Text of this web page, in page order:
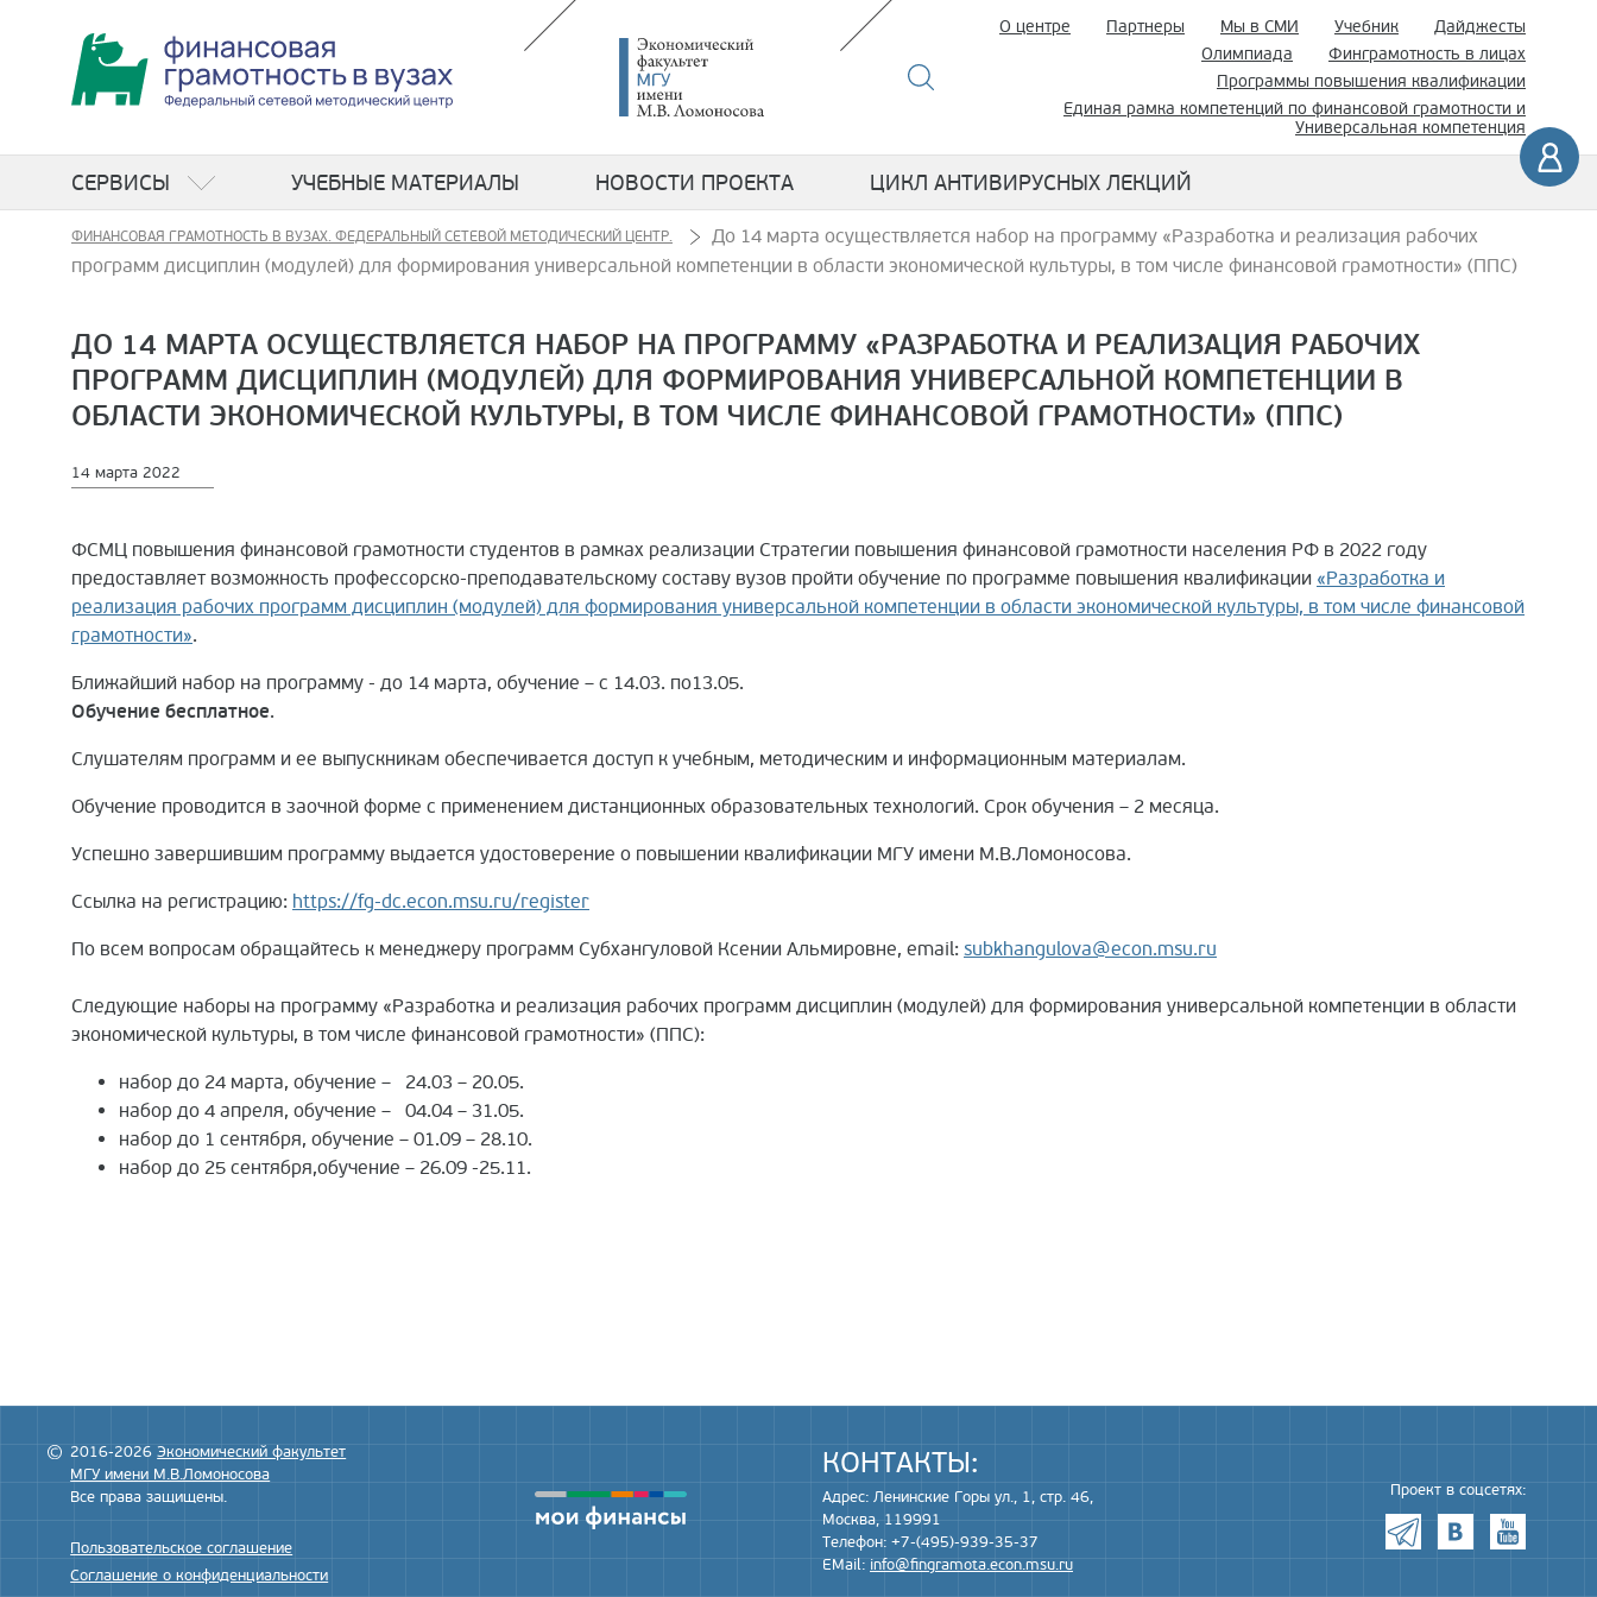
О центре Партнеры Мы в СМИ Учебник
Дайджесты
Олимпиада
Финграмотность в лицах
Программы повышения квалификации
Единая рамка компетенций по финансовой грамотности и
Универсальная компетенция
СЕРВИСЫ УЧЕБНЫЕ МАТЕРИАЛЫ НОВОСТИ ПРОЕКТА ЦИКЛ АНТИВИРУСНЫХ ЛЕКЦИЙ
ФИНАНСОВАЯ ГРАМОТНОСТЬ В ВУЗАХ. ФЕДЕРАЛЬНЫЙ СЕТЕВОЙ МЕТОДИЧЕСКИЙ ЦЕНТР.
До 14 марта осуществляется набор на программу «Разработка и реализация рабочих
программ дисциплин (модулей) для формирования универсальной компетенции в области экономической культуры, в том числе финансовой грамотности» (ППС)
ДО 14 МАРТА ОСУЩЕСТВЛЯЕТСЯ НАБОР НА ПРОГРАММУ «РАЗРАБОТКА И РЕАЛИЗАЦИЯ РАБОЧИХ
ПРОГРАММ ДИСЦИПЛИН (МОДУЛЕЙ) ДЛЯ ФОРМИРОВАНИЯ УНИВЕРСАЛЬНОЙ КОМПЕТЕНЦИИ В
ОБЛАСТИ ЭКОНОМИЧЕСКОЙ КУЛЬТУРЫ, В ТОМ ЧИСЛЕ ФИНАНСОВОЙ ГРАМОТНОСТИ» (ППС)
14 марта 2022
ФСМЦ повышения финансовой грамотности студентов в рамках реализации Стратегии повышения финансовой грамотности населения РФ в 2022 году
предоставляет возможность профессорско-преподавательскому составу вузов пройти обучение по программе повышения квалификации «Разработка и
реализация рабочих программ дисциплин (модулей) для формирования универсальной компетенции в области экономической культуры, в том числе финансовой
грамотности».
Ближайший набор на программу - до 14 марта, обучение – с 14.03. по13.05.
Обучение бесплатное.
Слушателям программ и ее выпускникам обеспечивается доступ к учебным, методическим и информационным материалам.
Обучение проводится в заочной форме с применением дистанционных образовательных технологий. Срок обучения – 2 месяца.
Успешно завершившим программу выдается удостоверение о повышении квалификации МГУ имени М.В.Ломоносова.
Ссылка на регистрацию: https://fg-dc.econ.msu.ru/register
По всем вопросам обращайтесь к менеджеру программ Субхангуловой Ксении Альмировне, email: subkhangulova@econ.msu.ru
Следующие наборы на программу «Разработка и реализация рабочих программ дисциплин (модулей) для формирования универсальной компетенции в области
экономической культуры, в том числе финансовой грамотности» (ППС):
набор до 24 марта, обучение – 24.03 – 20.05.
набор до 4 апреля, обучение – 04.04 – 31.05.
набор до 1 сентября, обучение – 01.09 – 28.10.
набор до 25 сентября,обучение – 26.09 -25.11.
2016-2026Экономический факультет
МГУ имени М.В.Ломоносова
Все права защищены.
Пользовательское соглашение
Соглашение о конфиденциальности
КОНТАКТЫ:
Адрес: Ленинские Горы ул., 1, стр. 46,
Москва, 119991
Телефон: +7-(495)-939-35-37
EMail: info@fingramota.econ.msu.ru
Проект в соцсетях: